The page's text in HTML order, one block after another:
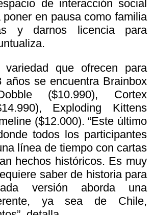
de interacción social
poner en pausa como familia
y darnos licencia para
que ofrecen para
años se encuentra Brainbox
($10.990), Cortex
Exploding Kittens
($12.000). “Este último
todos los participantes
línea de tiempo con cartas
hechos históricos. Es muy
saber de historia para
versión aborda una
ya sea de Chile,